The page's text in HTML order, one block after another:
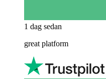
1 dag sedan
great platform